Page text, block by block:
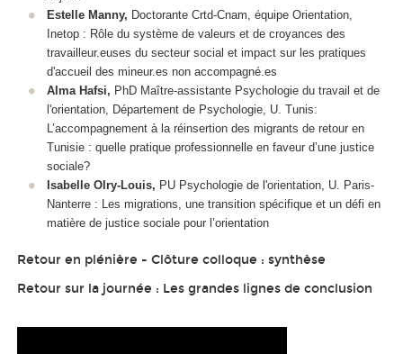
Estelle Manny, Doctorante Crtd-Cnam, équipe Orientation,
Inetop : Rôle du système de valeurs et de croyances des
travailleur.euses du secteur social et impact sur les pratiques
d'accueil des mineur.es non accompagné.es
Alma Hafsi, PhD Maître-assistante Psychologie du travail et de
l'orientation, Département de Psychologie, U. Tunis:
L’accompagnement à la réinsertion des migrants de retour en
Tunisie : quelle pratique professionnelle en faveur d’une justice
sociale?
Isabelle Olry-Louis, PU Psychologie de l'orientation, U. Paris-
Nanterre : Les migrations, une transition spécifique et un défi en
matière de justice sociale pour l’orientation
Retour en plénière - Clôture colloque : synthèse
Retour sur la journée : Les grandes lignes de conclusion